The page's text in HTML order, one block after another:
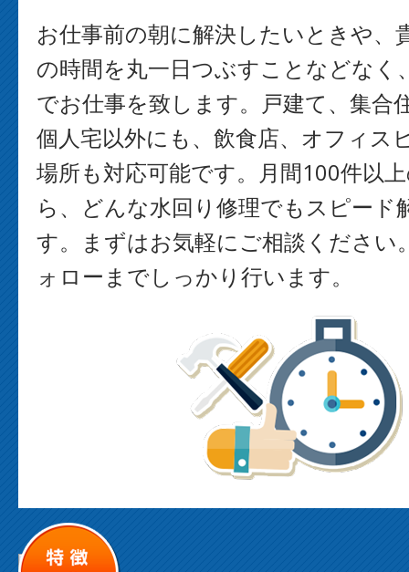
お仕事前の朝に解決したいときや、
の時間を丸一日つぶすことなどなく
でお仕事を致します。戸建て、集合
個人宅以外にも、飲食店、オフィス
場所も対応可能です。月間100件以
ら、どんな水回り修理でもスピード
す。まずはお気軽にご相談ください
ォローまでしっかり行います。